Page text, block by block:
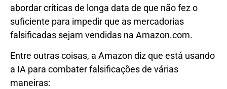
abordar críticas de longa data de que não fez o
suficiente para impedir que as mercadorias
falsificadas sejam vendidas na Amazon.com.
Entre outras coisas, a Amazon diz que está usando
a IA para combater falsificações de várias
maneiras: